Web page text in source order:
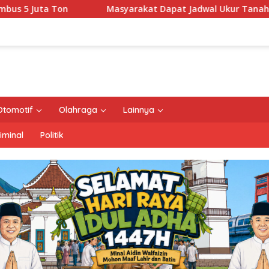
Dapat Jadwal Ukur Tanah yang Lebih Jelas Berkat
Olahraga Lainnya
Politik